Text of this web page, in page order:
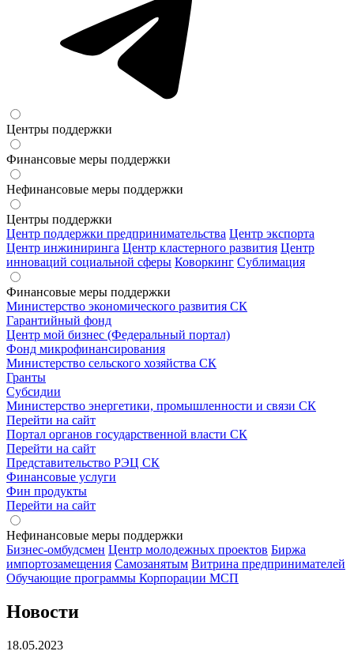
Центры поддержки
Финансовые меры поддержки
Нефинансовые меры поддержки
Центры поддержки
Центр поддержки предпринимательства Центр экспорта
Центр инжиниринга Центр кластерного развития Центр
инноваций социальной сферы Коворкинг Сублимация
Финансовые меры поддержки
Министерство экономического развития СК
Гарантийный фонд
Центр мой бизнес (Федеральный портал)
Фонд микрофинансирования
Министерство сельского хозяйства СК
Гранты
Субсидии
Министерство энергетики, промышленности и связи СК
Перейти на сайт
Портал органов государственной власти СК
Перейти на сайт
Представительство РЭЦ СК
Финансовые услуги
Фин продукты
Перейти на сайт
Нефинансовые меры поддержки
Бизнес-омбудсмен Центр молодежных проектов Биржа
импортозамещения Cамозанятым Витрина предпринимателей
Обучающие программы Корпорации МСП
Новости
18.05.2023